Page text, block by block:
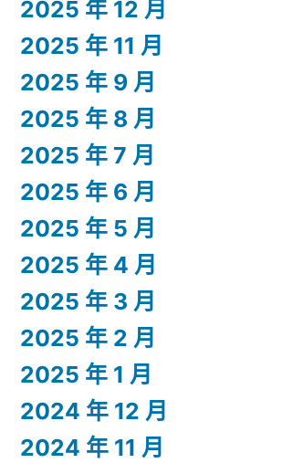
2025 年 12 月
2025 年 11 月
2025 年 9 月
2025 年 8 月
2025 年 7 月
2025 年 6 月
2025 年 5 月
2025 年 4 月
2025 年 3 月
2025 年 2 月
2025 年 1 月
2024 年 12 月
2024 年 11 月